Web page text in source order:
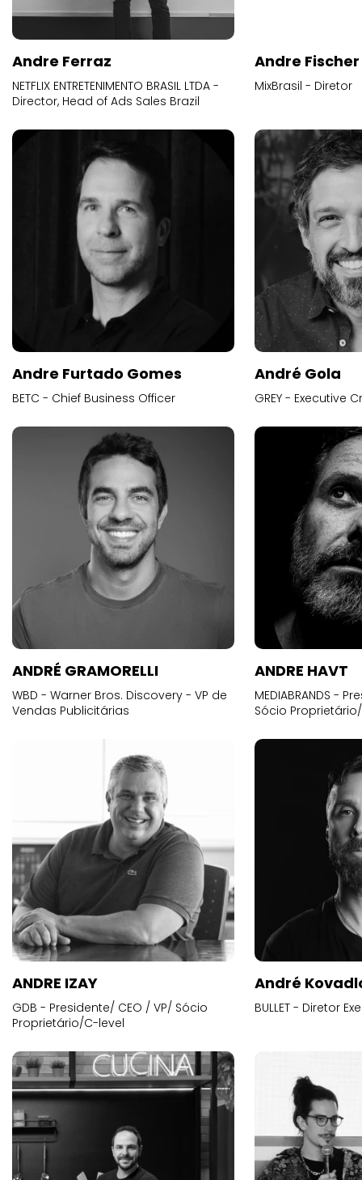
Andre Ferraz
NETFLIX ENTRETENIMENTO BRASIL LTDA -
Director, Head of Ads Sales Brazil
Andre Fischer
MixBrasil - Diretor
Andre Furtado Gomes
BETC - Chief Business Officer
André Gola
GREY - Executive
ANDRÉ GRAMORELLI
WBD - Warner Bros. Discovery - VP de
Vendas Publicitárias
ANDRE HAVT
MEDIABRANDS -
Sócio
ANDRE IZAY
GDB - Presidente/ CEO / VP/ Sócio
Proprietário/C-level
André
BULLET - Diretor